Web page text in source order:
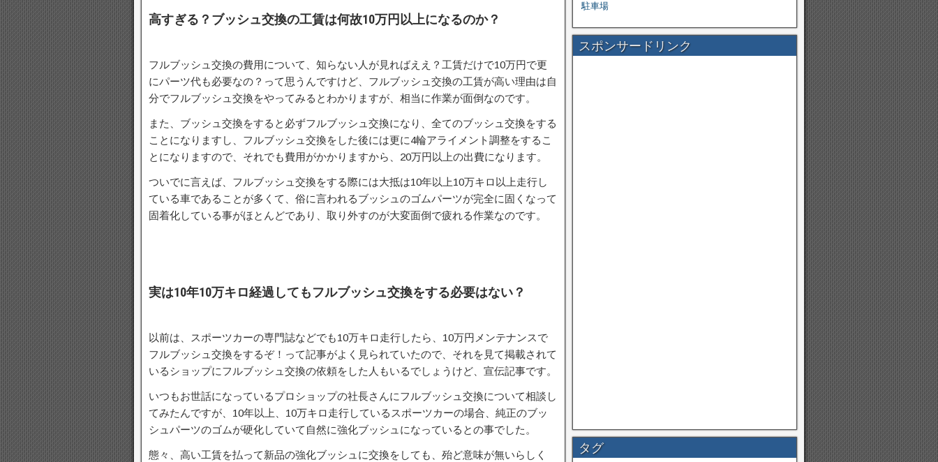
高すぎる？ブッシュ交換の工賃は何故10万円以上になるのか？
フルブッシュ交換の費用について、知らない人が見ればええ？工賃だけで10万円で更
にパーツ代も必要なの？って思うんですけど、フルブッシュ交換の工賃が高い理由は自
分でフルブッシュ交換をやってみるとわかりますが、相当に作業が面倒なのです。
また、ブッシュ交換をすると必ずフルブッシュ交換になり、全てのブッシュ交換をする
ことになりますし、フルブッシュ交換をした後には更に4輪アライメント調整をするこ
とになりますので、それでも費用がかかりますから、20万円以上の出費になります。
ついでに言えば、フルブッシュ交換をする際には大抵は10年以上10万キロ以上走行し
ている車であることが多くて、俗に言われるブッシュのゴムパーツが完全に固くなって
固着化している事がほとんどであり、取り外すのが大変面倒で疲れる作業なのです。
実は10年10万キロ経過してもフルブッシュ交換をする必要はない？
以前は、スポーツカーの専門誌などでも10万キロ走行したら、10万円メンテナンスで
フルブッシュ交換をするぞ！って記事がよく見られていたので、それを見て掲載されて
いるショップにフルブッシュ交換の依頼をした人もいるでしょうけど、宣伝記事です。
いつもお世話になっているプロショップの社長さんにフルブッシュ交換について相談し
てみたんですが、10年以上、10万キロ走行しているスポーツカーの場合、純正のブッ
シュパーツのゴムが硬化していて自然に強化ブッシュになっているとの事でした。
態々、高い工賃を払って新品の強化ブッシュに交換をしても、殆ど意味が無いらしく
駐車場
スポンサードリンク
タグ